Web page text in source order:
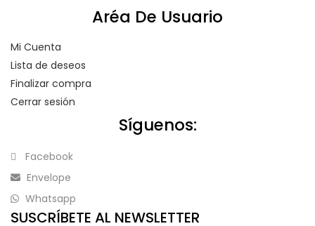
Aréa De Usuario
Mi Cuenta
Lista de deseos
Finalizar compra
Cerrar sesión
Síguenos:
Facebook
Envelope
Whatsapp
SUSCRÍBETE AL NEWSLETTER